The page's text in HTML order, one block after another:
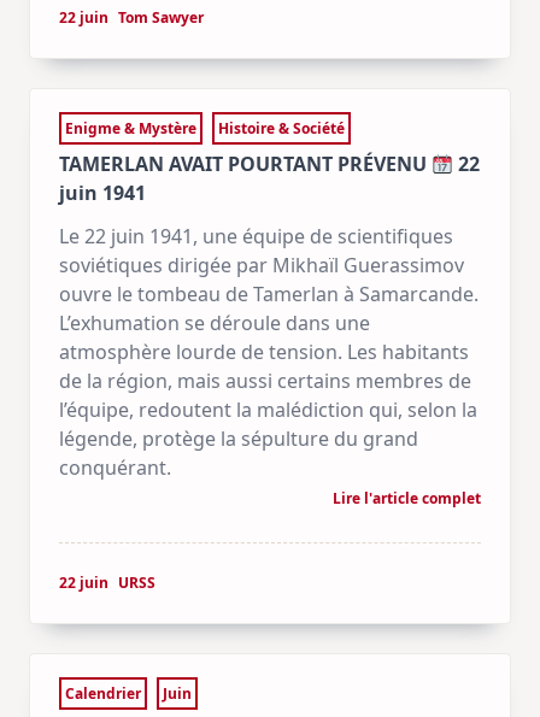
22 juin Tom Sawyer
Enigme & Mystère Histoire & Société
TAMERLAN AVAIT POURTANT PRÉVENU
22
juin 1941
Le 22 juin 1941, une équipe de scientifiques
soviétiques dirigée par Mikhaïl Guerassimov
ouvre le tombeau de Tamerlan à Samarcande.
L’exhumation se déroule dans une
atmosphère lourde de tension. Les habitants
de la région, mais aussi certains membres de
l’équipe, redoutent la malédiction qui, selon la
légende, protège la sépulture du grand
conquérant.
Lire l'article complet
22 juin URSS
Calendrier Juin